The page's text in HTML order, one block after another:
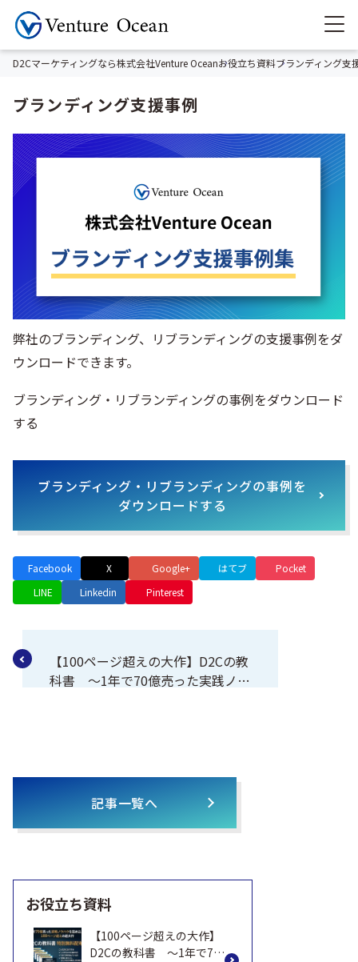
D2Cマーケティングなら株式会社Venture Oceanお役立ち資料ブランディング支
ブランディング支援事例
弊社のブランディング、リブランディングの支援事例をダ
ウンロードできます。
ブランディング・リブランディングの事例をダウンロード
する
ブランディング・リブランディングの事例を
ダウンロードする
Facebook X Google+ はてブ
Pocket
LINE
Linkedin Pinterest
【100ページ超えの大作】D2Cの教
科書 ～1年で70億売った実践ノウ
記事一覧へ
お役立ち資料
【100ページ超えの大作】
D2Cの教科書 ～1年で70